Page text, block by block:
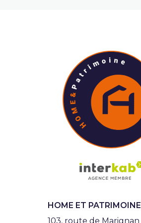
HOME ET PATRIMOINE
103, route de Marignan